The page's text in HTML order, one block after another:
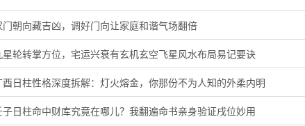
门朝向藏吉凶，调好门向让家庭和谐气场翻倍
星轮转掌方位，宅运兴衰有玄机玄空飞星风水布局易记要诀
酉日柱性格深度拆解：灯火熔金，你那份不为人知的外柔内明
子日柱命中财库究竟在哪儿？我翻遍命书亲身验证戌位妙用